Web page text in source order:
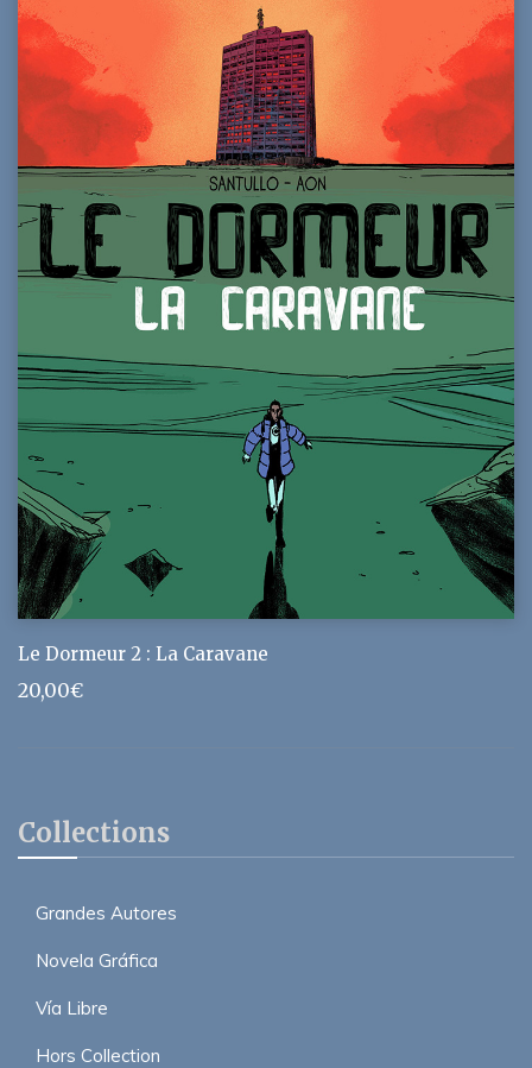
Collections
Grandes Autores
Novela Gráfica
Vía Libre
Hors Collection
Le Dormeur 2 : La Caravane
20,00€